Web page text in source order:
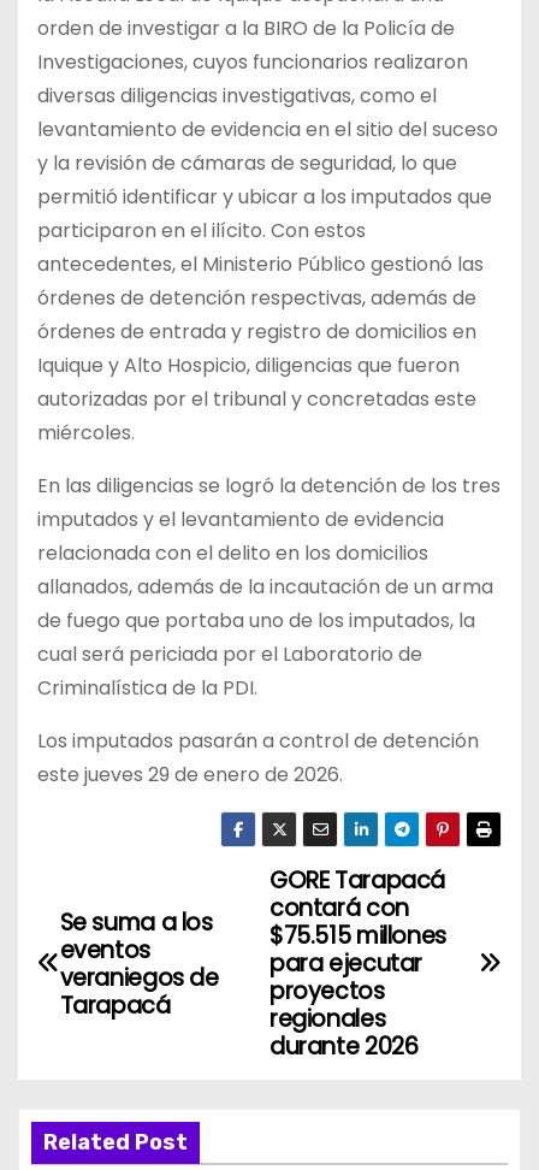
orden de investigar a la BIRO de la Policía de
Investigaciones, cuyos funcionarios realizaron
diversas diligencias investigativas, como el
levantamiento de evidencia en el sitio del suceso
y la revisión de cámaras de seguridad, lo que
permitió identificar y ubicar a los imputados que
participaron en el ilícito. Con estos
antecedentes, el Ministerio Público gestionó las
órdenes de detención respectivas, además de
órdenes de entrada y registro de domicilios en
Iquique y Alto Hospicio, diligencias que fueron
autorizadas por el tribunal y concretadas este
miércoles.
En las diligencias se logró la detención de los tres
imputados y el levantamiento de evidencia
relacionada con el delito en los domicilios
allanados, además de la incautación de un arma
de fuego que portaba uno de los imputados, la
cual será periciada por el Laboratorio de
Criminalística de la PDI.
Los imputados pasarán a control de detención
este jueves 29 de enero de 2026.
a
a
GORE Tarapacá
contará con
$75.515 millones
para ejecutar
proyectos
regionales
durante 2026
Se suma a los
eventos
veraniegos de
Tarapacá
Related Post